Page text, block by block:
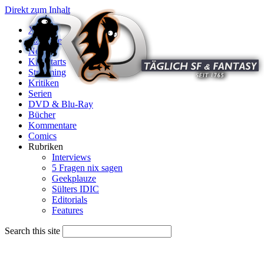
Direkt zum Inhalt
X
Startseite
News
Kinostarts
Streaming
Kritiken
Serien
DVD & Blu-Ray
Bücher
Kommentare
Comics
Rubriken
Interviews
5 Fragen nix sagen
Geekplauze
Sülters IDIC
Editorials
Features
Search this site